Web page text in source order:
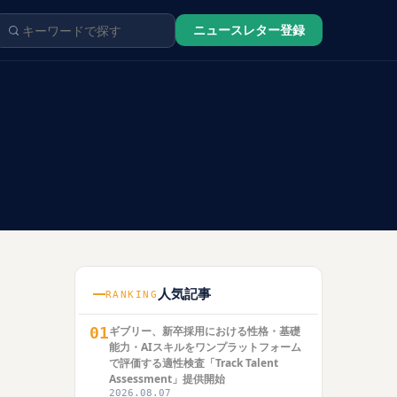
ニュースレター登録
RANKING 人気記事
01ギブリー、新卒採用における性格・基礎
能力・AIスキルをワンプラットフォーム
で評価する適性検査「Track Talent
Assessment」提供開始
2026.08.07